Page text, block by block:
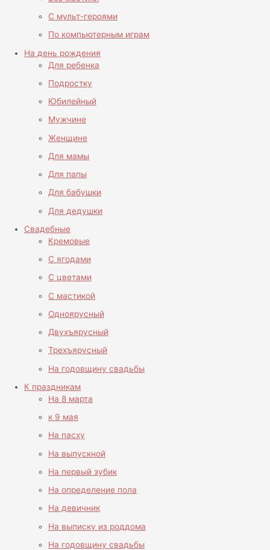
С мульт-героями
По компьютерным играм
На день рождения
Для ребенка
Подростку
Юбилейный
Мужчине
Женщине
Для мамы
Для папы
Для бабушки
Для дедушки
Свадебные
Кремовые
С ягодами
С цветами
С мастикой
Одноярусный
Двухъярусный
Трехъярусный
На годовщину свадьбы
К праздникам
На 8 марта
к 9 мая
На пасху
На выпускной
На первый зубик
На определение пола
На девичник
На выписку из роддома
На годовщину свадьбы